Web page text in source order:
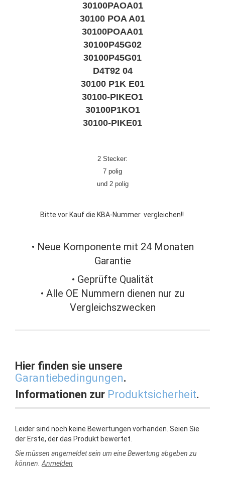
30100PAOA01
30100 POA A01
30100POAA01
30100P45G02
30100P45G01
D4T92 04
30100 P1K E01
30100-PIKEO1
30100P1KO1
30100-PIKE01
2 Stecker:
7 polig
und 2 polig
Bitte vor Kauf die KBA-Nummer vergleichen!!
• Neue Komponente mit 24 Monaten
Garantie
• Geprüfte Qualität
• Alle OE Nummern dienen nur zu
Vergleichszwecken
Hier finden sie unsere
Garantiebedingungen.
Informationen zur Produktsicherheit.
Leider sind noch keine Bewertungen vorhanden. Seien Sie
der Erste, der das Produkt bewertet.
Sie müssen angemeldet sein um eine Bewertung abgeben zu
können.Anmelden